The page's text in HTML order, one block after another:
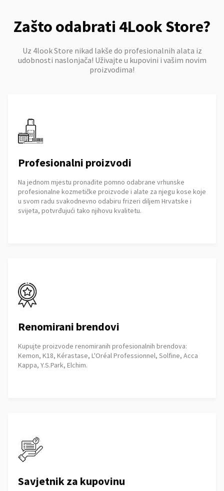
Zašto odabrati 4Look Store?
Uz 4look Store nikad lakše do profesionalnih alata iz
udobnosti naslonjača! Uživajte u kupovini i vašim novim
proizvodima!
Profesionalni proizvodi
Na jednom mjestu pronađite pomno odabrane vrhunske
profesionalne kozmetičke proizvode i alate za njegu kose koje
u svom radu svakodnevno odabiru frizeri diljem Hrvatske i
svijeta, potvrđujući tako njihovu kvalitetu.
Renomirani brendovi
Kupujte proizvode renomiranih profesionalnih brendova:
Kemon, K18, Kérastase, L'Oréal Professionnel, Solfine, Acca
Kappa, Y.S.Park, Elchim.
Savjetnik za kupovinu